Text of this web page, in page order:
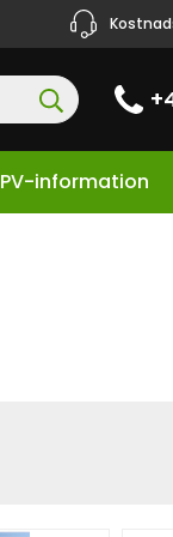
PV-information